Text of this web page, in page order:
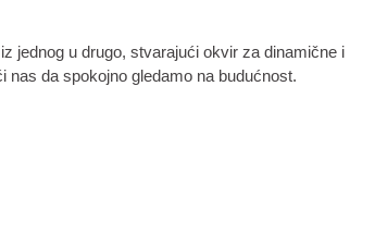
jednog u drugo, stvarajući okvir za dinamične i
nas da spokojno gledamo na budućnost.